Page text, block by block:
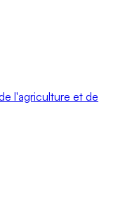
l'agriculture et de